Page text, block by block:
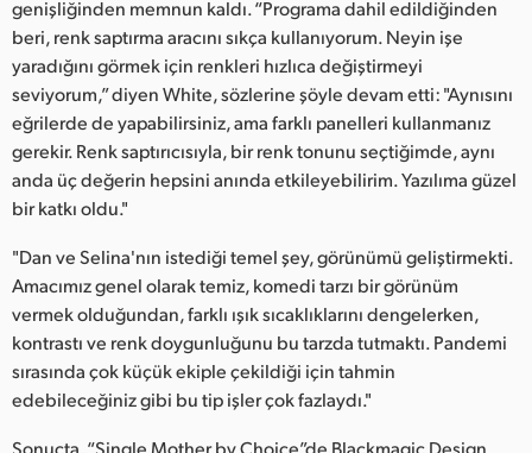
genişliğinden memnun kaldı. “Programa dahil edildiğinden
beri, renk saptırma aracını sıkça kullanıyorum. Neyin işe
yaradığını görmek için renkleri hızlıca değiştirmeyi
seviyorum,” diyen White, sözlerine şöyle devam etti: "Aynısını
eğrilerde de yapabilirsiniz, ama farklı panelleri kullanmanız
gerekir. Renk saptırıcısıyla, bir renk tonunu seçtiğimde, aynı
anda üç değerin hepsini anında etkileyebilirim. Yazılıma güzel
bir katkı oldu."
"Dan ve Selina'nın istediği temel şey, görünümü geliştirmekti.
Amacımız genel olarak temiz, komedi tarzı bir görünüm
vermek olduğundan, farklı ışık sıcaklıklarını dengelerken,
kontrastı ve renk doygunluğunu bu tarzda tutmaktı. Pandemi
sırasında çok küçük ekiple çekildiği için tahmin
edebileceğiniz gibi bu tip işler çok fazlaydı."
Sonuçta, “Single Mother by Choice”de Blackmagic Design